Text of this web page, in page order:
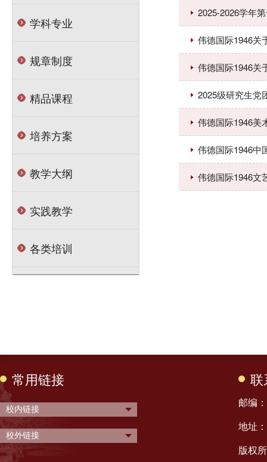
学科专业
规章制度
精品课程
培养方案
教学大纲
实践教学
各类培训
2025-2026学年
伟德国际1946关
伟德国际1946关
2025级研究生党
伟德国际1946美
伟德国际1946中
伟德国际1946文
常用链接
校内链接
校外链接
联
邮编
地址
版权